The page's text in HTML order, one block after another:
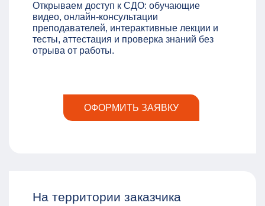
Открываем доступ к СДО: обучающие
видео, онлайн-консультации
преподавателей, интерактивные лекции и
тесты, аттестация и проверка знаний без
отрыва от работы.
ОФОРМИТЬ ЗАЯВКУ
На территории заказчика